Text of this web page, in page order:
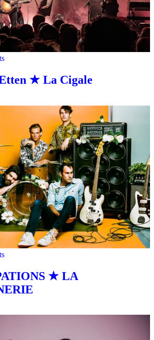
★ La Cigale
★ LA